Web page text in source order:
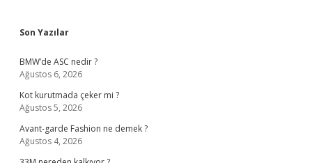
Sidebar
Son Yazılar
BMW’de ASC nedir ?
Ağustos 6, 2026
Kot kurutmada çeker mi ?
Ağustos 5, 2026
Avant-garde Fashion ne demek ?
Ağustos 4, 2026